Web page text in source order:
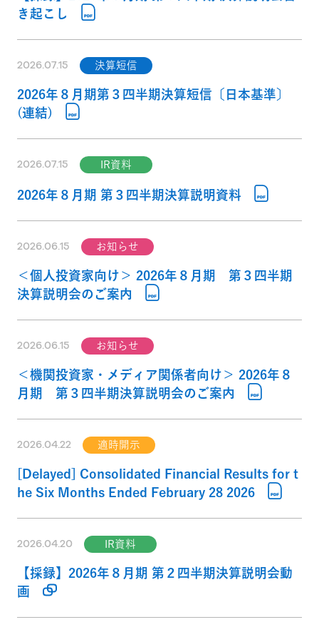
き起こし
2026.07.15 決算短信
2026年８月期第３四半期決算短信〔日本基準〕
(連結)
2026.07.15 IR資料
2026年８月期 第３四半期決算説明資料
2026.06.15 お知らせ
＜個人投資家向け＞ 2026年８月期 第３四半期
決算説明会のご案内
2026.06.15 お知らせ
＜機関投資家・メディア関係者向け＞ 2026年８
月期 第３四半期決算説明会のご案内
2026.04.22 適時開示
[Delayed] Consolidated Financial Results for t
he Six Months Ended February 28 2026
2026.04.20 IR資料
【採録】2026年８月期 第２四半期決算説明会動
画